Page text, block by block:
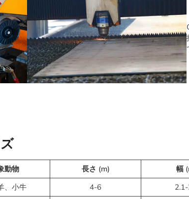
動物 長さ (m) 幅
、小牛 4-6